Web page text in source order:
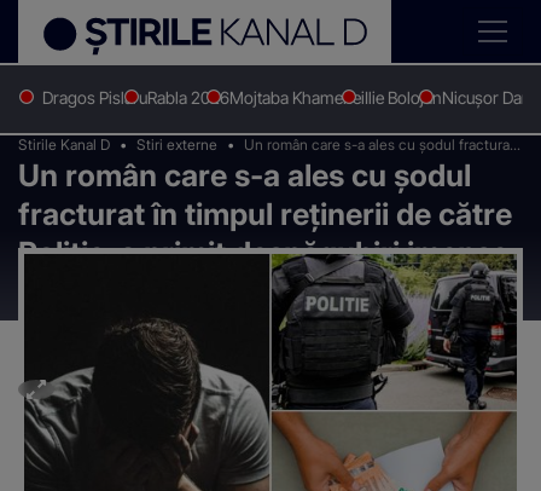
Dragos PislaruRabla 2026Mojtaba KhameneiIlie BolojanNicușor Dan
Stirile Kanal D Stiri externe
Un român care s-a ales cu șodul fracturat
în timpul reținerii de către Poliție, a primit
despăgubiri imense. Suma trece de
30.000 de lei
Un român care s-a ales cu șodul
fracturat în timpul reținerii de către
Poliție, a primit despăgubiri imense.
Suma trece de 30.000 de lei